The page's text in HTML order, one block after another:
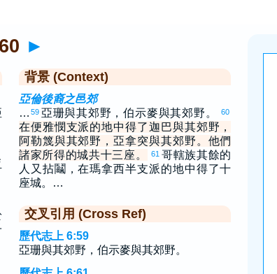
►
背景 (Context)
亞倫後裔之邑郊
… 59 亞珊與其郊野，伯示麥與其郊野。 60
在便雅憫支派的地中得了迦巴與其郊野，
阿勒篾與其郊野，亞拿突與其郊野。他們
諸家所得的城共十三座。
61 哥轄族其餘的
人又拈鬮，在瑪拿西半支派的地中得了十
座城。…
交叉引用 (Cross Ref)
歷代志上 6:59
亞珊與其郊野，伯示麥與其郊野。